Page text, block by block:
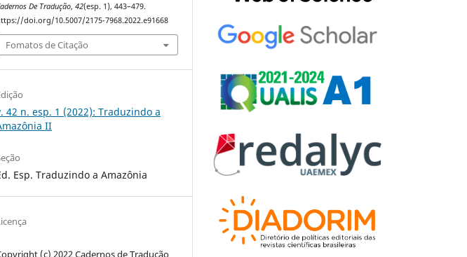
De Tradução,42(esp. 1), 443–479.
doi.org/10.5007/2175-7968.2022.e91668
Fomatos de Citação
42 n. esp. 1 (2022): Traduzindo a
II
Esp. Traduzindo a Amazônia
(c) 2022 Cadernos de Tradução